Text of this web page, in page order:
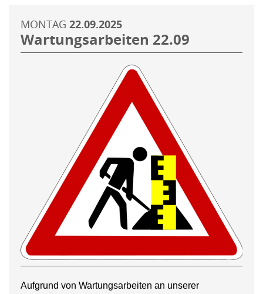
MONTAG 22.09.2025
Wartungsarbeiten 22.09
Aufgrund von Wartungsarbeiten an unserer